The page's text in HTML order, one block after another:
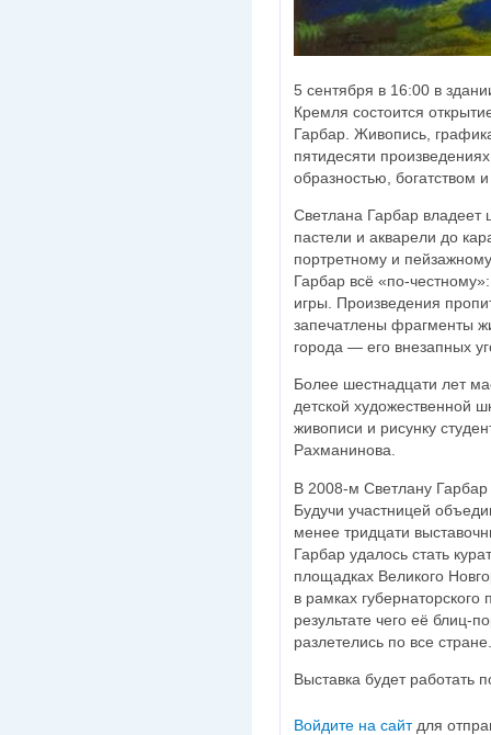
5 сентября в 16:00 в
Кремля состоится
Гарбар. Живопись,
пятидесяти
образностью, богатством
Светлана Гарбар владеет
пастели и акварели до
портретному и
Гарбар всё «по-
игры. Произведения
запечатлены фрагменты
города — его внезапных
Более шестнадцати лет
детской художественной
живописи и рисунку
Рахманинова.
В 2008-м Светлану
Будучи участницей
менее тридцати
Гарбар удалось стать
площадках Великого
в рамках губернаторского
результате чего её блиц-
разлетелись по все стране.
Выставка будет работать
Войдите на сайтдля